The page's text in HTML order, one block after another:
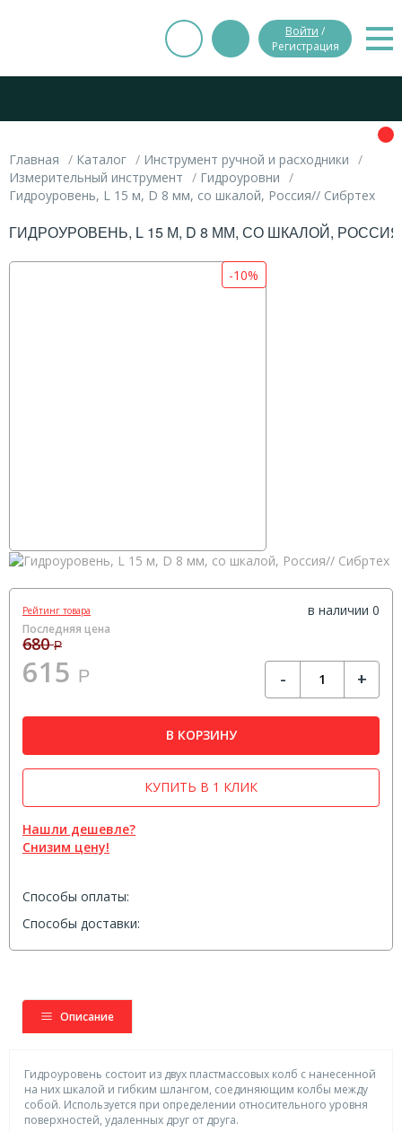
Войти /
Регистрация
Главная Каталог
Инструмент ручной и расходники
Измерительный инструмент
Гидроуровни
Гидроуровень, L 15 м, D 8 мм, со шкалой, Россия// Сибртех
ГИДРОУРОВЕНЬ, L 15 М, D 8 ММ, СО ШКАЛОЙ,
-10%
Рейтинг товара в наличии 0
Последняя цена
680Р
615 Р - +
В КОРЗИНУ
Нашли дешевле?
Снизим цену!
КУПИТЬ В 1 КЛИК
Способы оплаты:
Способы доставки:
Описание
Гидроуровень состоит из двух пластмассовых колб с нанесенной
на них шкалой и гибким шлангом, соединяющим колбы между
собой. Используется при определении относительного уровня
поверхностей, удаленных друг от друга.